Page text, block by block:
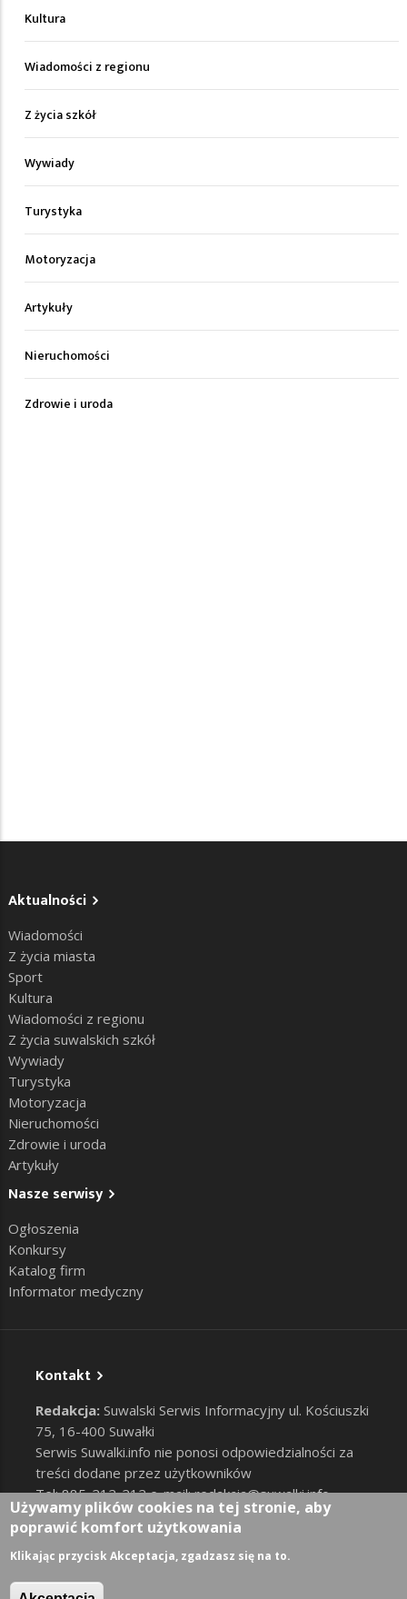
Kultura
Wiadomości z regionu
Z życia szkół
Wywiady
Turystyka
Motoryzacja
Artykuły
Nieruchomości
Zdrowie i uroda
Aktualności
Wiadomości
Z życia miasta
Sport
Kultura
Wiadomości z regionu
Z życia suwalskich szkół
Wywiady
Turystyka
Motoryzacja
Nieruchomości
Zdrowie i uroda
Artykuły
Nasze serwisy
Ogłoszenia
Konkursy
Katalog firm
Informator medyczny
Kontakt
Redakcja: Suwalski Serwis Informacyjny ul. Kościuszki
75, 16-400 Suwałki
Serwis Suwalki.info nie ponosi odpowiedzialności za
treści dodane przez użytkowników
Tel: 885-212-212 e-mail:redakcja@suwalki.info,
reklama@suwalki.info
RODO |Cookies
User account menu
Zaloguj
Używamy plików cookies na tej stronie, aby
poprawić komfort użytkowania
Klikając przycisk Akceptacja, zgadzasz się na to.